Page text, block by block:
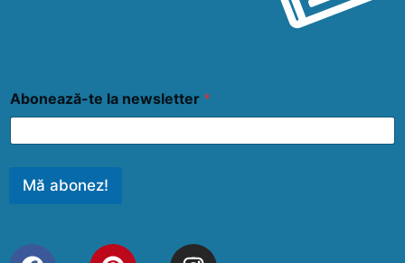
Abonează-te la newsletter *
Mă abonez!